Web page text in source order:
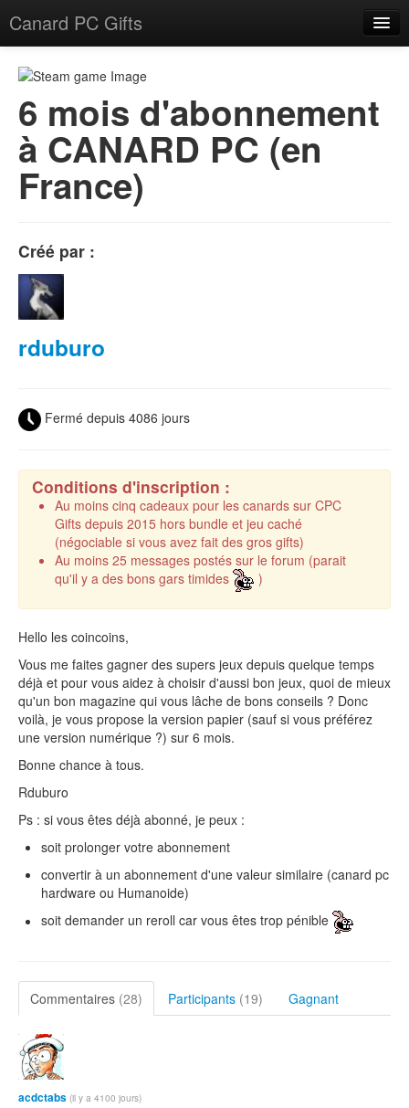
Canard PC Gifts
6 mois d'abonnement
à CANARD PC (en
France)
Créé par :
rduburo
Fermé depuis 4086 jours
Conditions d'inscription :
Au moins cinq cadeaux pour les canards sur CPC
Gifts depuis 2015 hors bundle et jeu caché
(négociable si vous avez fait des gros gifts)
Au moins 25 messages postés sur le forum (parait
qu'il y a des bons gars timides
)
Hello les coincoins,
Vous me faites gagner des supers jeux depuis quelque temps
déjà et pour vous aidez à choisir d'aussi bon jeux, quoi de mieux
qu'un bon magazine qui vous lâche de bons conseils ? Donc
voilà, je vous propose la version papier (sauf si vous préférez
une version numérique ?) sur 6 mois.
Bonne chance à tous.
Rduburo
Ps : si vous êtes déjà abonné, je peux :
soit prolonger votre abonnement
convertir à un abonnement d'une valeur similaire (canard pc
hardware ou Humanoide)
soit demander un reroll car vous êtes trop pénible
Commentaires (28) Participants (19) Gagnant
acdctabs (il y a 4100 jours)